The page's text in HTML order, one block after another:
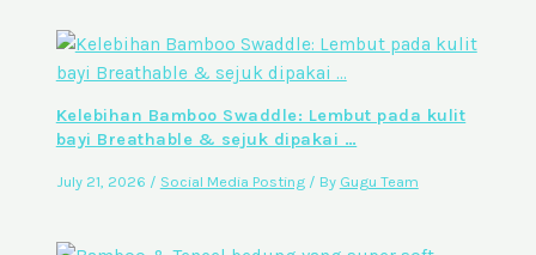
Kelebihan Bamboo Swaddle: Lembut pada kulit
bayi Breathable & sejuk dipakai …
July 21, 2026 / Social Media Posting/ By Gugu Team